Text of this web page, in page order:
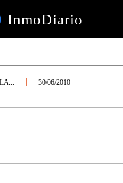
InmoDiario
30/06/2010